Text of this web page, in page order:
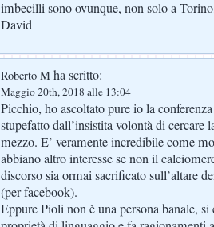
imbecilli sono ovunque, non solo a
David
Roberto M ha scritto:
Maggio 20th, 2018 alle 13:04
Picchio, ho ascoltato pure io la
stupefatto dall’insistita volontà di cercare
mezzo. E’ veramente incredibile come
abbiano altro interesse se non il
discorso sia ormai sacrificato sull’altare
(per facebook).
Eppure Pioli non è una persona banale,